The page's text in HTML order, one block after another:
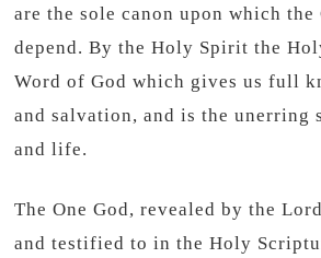
are the sole canon upon which the
depend. By the Holy Spirit the
Word of God which gives us full
and salvation, and is the unerring
and life.
The One God, revealed by the
and testified to in the Holy